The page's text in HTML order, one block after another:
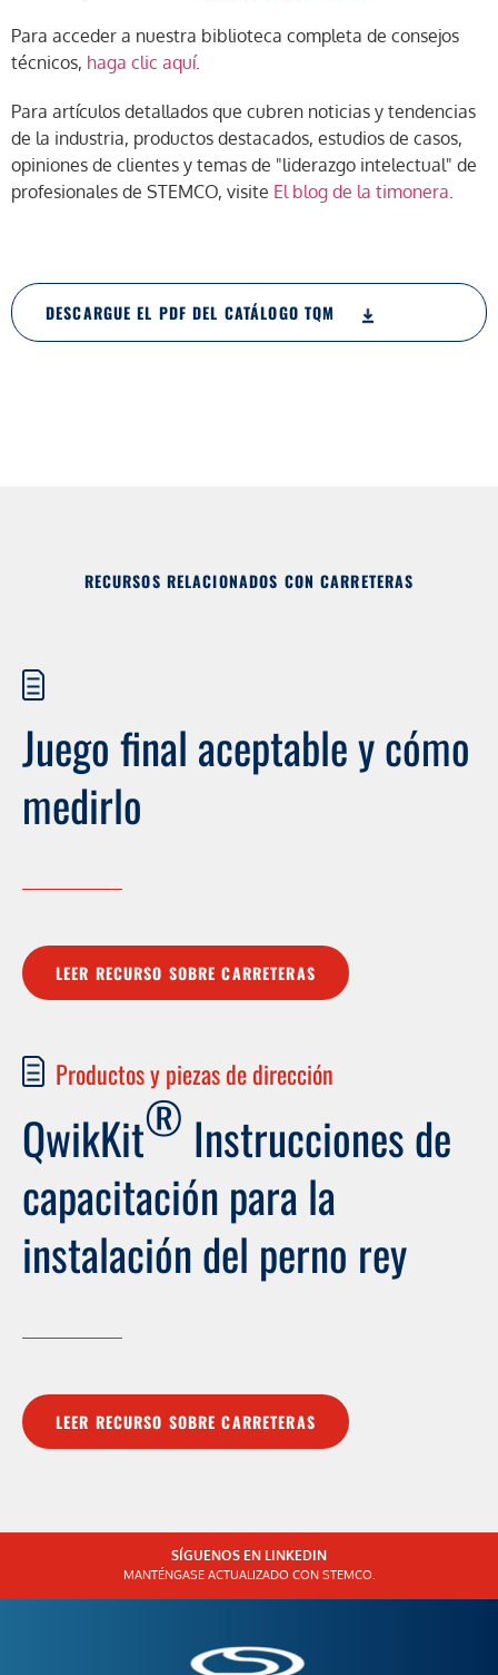
Para acceder a nuestra biblioteca completa de consejos
técnicos, haga clic aquí.
Para artículos detallados que cubren noticias y tendencias
de la industria, productos destacados, estudios de casos,
opiniones de clientes y temas de "liderazgo intelectual" de
profesionales de STEMCO, visite El blog de la timonera.
DESCARGUE EL PDF DEL CATÁLOGO TQM
RECURSOS RELACIONADOS CON CARRETERAS
Juego final aceptable y cómo
medirlo
LEER RECURSO SOBRE CARRETERAS
Productos y piezas de dirección
QwikKit® Instrucciones de
capacitación para la
instalación del perno rey
LEER RECURSO SOBRE CARRETERAS
SÍGUENOS EN LINKEDIN
MANTÉNGASE ACTUALIZADO CON STEMCO.